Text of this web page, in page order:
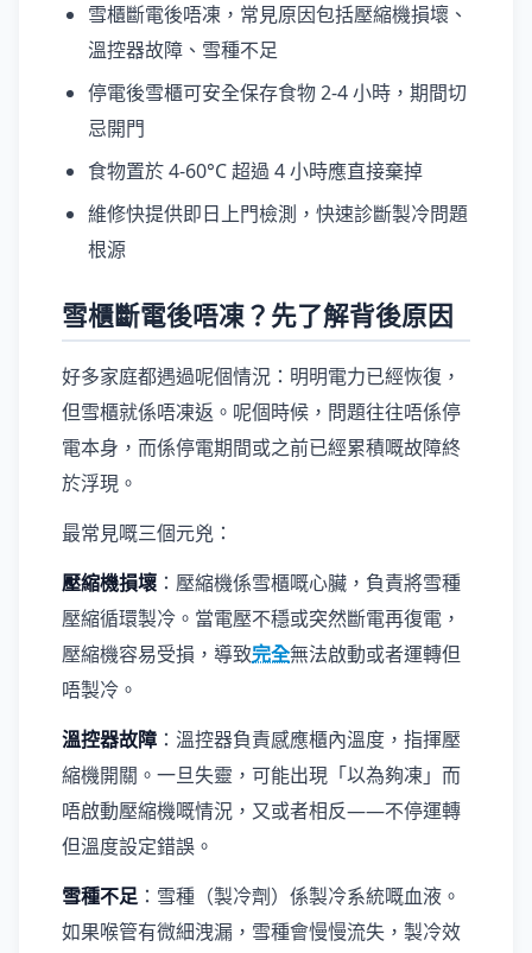
雪櫃斷電後唔凍，常見原因包括壓縮機損壞、
溫控器故障、雪種不足
停電後雪櫃可安全保存食物 2-4 小時，期間切
忌開門
食物置於 4-60°C 超過 4 小時應直接棄掉
維修快提供即日上門檢測，快速診斷製冷問題
根源
雪櫃斷電後唔凍？先了解背後原因
好多家庭都遇過呢個情況：明明電力已經恢復，
但雪櫃就係唔凍返。呢個時候，問題往往唔係停
電本身，而係停電期間或之前已經累積嘅故障終
於浮現。
最常見嘅三個元兇：
壓縮機損壞 ：壓縮機係雪櫃嘅心臟，負責將雪種
壓縮循環製冷。當電壓不穩或突然斷電再復電，
壓縮機容易受損，導致完全無法啟動或者運轉但
唔製冷。
溫控器故障 ：溫控器負責感應櫃內溫度，指揮壓
縮機開關。一旦失靈，可能出現「以為夠凍」而
唔啟動壓縮機嘅情況，又或者相反——不停運轉
但溫度設定錯誤。
雪種不足：雪種（製冷劑）係製冷系統嘅血液。
如果喉管有微細洩漏，雪種會慢慢流失，製冷效